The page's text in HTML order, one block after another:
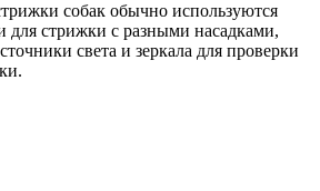
собак обычно используются
стрижки с разными насадками,
света и зеркала для проверки